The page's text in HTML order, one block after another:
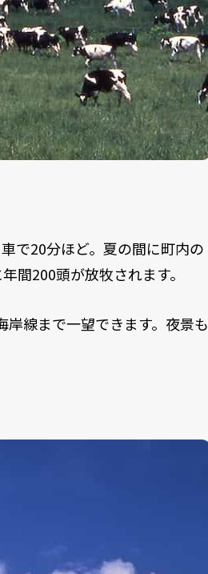
で20分ほど。夏の間に町内の
間200頭が放牧されます。
線まで一望できます。夜景も